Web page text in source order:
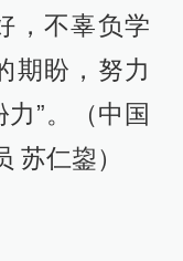
，不辜负学
期盼，努力
”。（中国
苏仁鋆）